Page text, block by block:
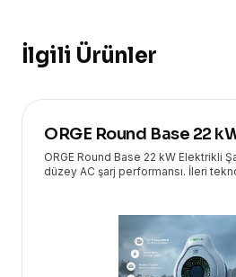
İlgili Ürünler
ORGE Round Base 22
ORGE Round Base 22 kW Elektrikli
düzey AC şarj performansı. İleri